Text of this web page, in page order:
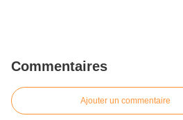
Commentaires
Ajouter un commentaire